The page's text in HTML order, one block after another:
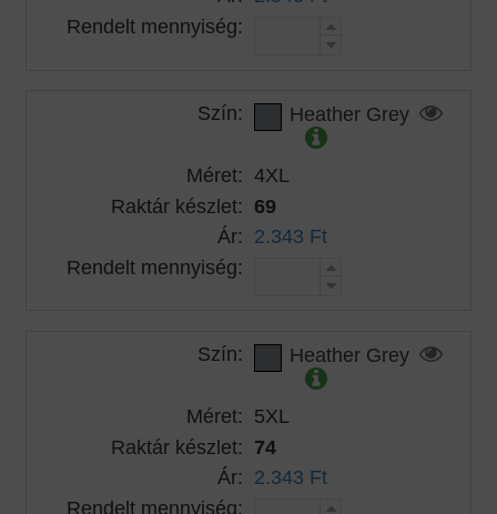
Rendelt mennyiség:
Szín: Heather Grey
Méret: 4XL
Raktár készlet: 69
Ár: 2.343 Ft
Rendelt mennyiség:
Szín: Heather Grey
Méret: 5XL
Raktár készlet: 74
Ár: 2.343 Ft
Rendelt mennyiség: